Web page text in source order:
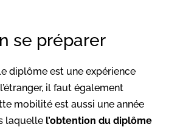
se préparer
diplôme est une expérience
il faut également
mobilité est aussi une année
laquelle l’obtention du diplôme